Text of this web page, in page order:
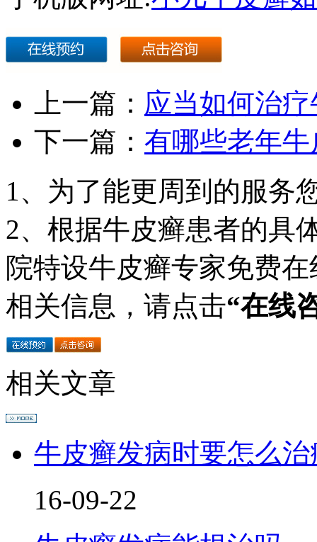
上一篇： 应当如何治
下一篇： 有哪些老年
1、为了能更周到的服务
2、根据牛皮癣患者的具
院特设牛皮癣专家免费
相关信息，请点击“在线
相关文章
牛皮癣发病时要怎么治
16-09-22